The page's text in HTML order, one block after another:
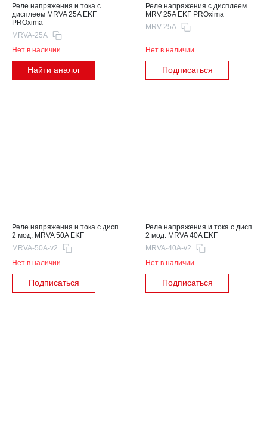
Реле напряжения и тока с
дисплеем MRVA 25A EKF
PROxima
MRVA-25A
Нет в наличии
Найти аналог
Реле напряжения с дисплеем
MRV 25A EKF PROxima
MRV-25A
Нет в наличии
Подписаться
Реле напряжения и тока с дисп.
2 мод. MRVA 50A EKF
MRVA-50A-v2
Нет в наличии
Подписаться
Реле напряжения и тока с дисп.
2 мод. MRVA 40A EKF
MRVA-40A-v2
Нет в наличии
Подписаться